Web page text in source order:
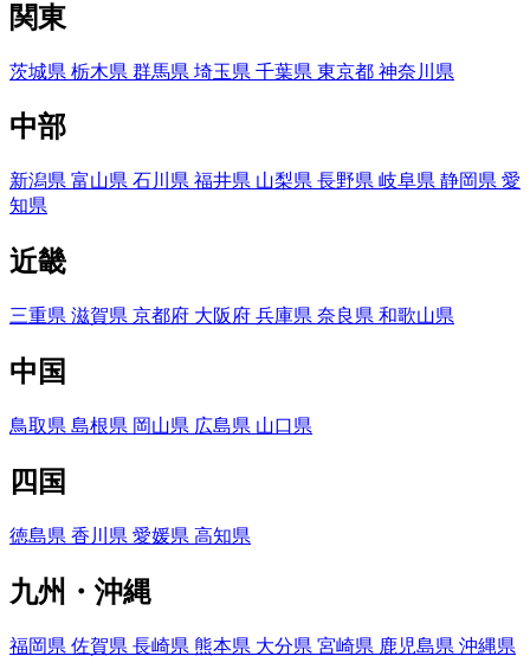
関東
茨城県 栃木県 群馬県 埼玉県 千葉県 東京都 神奈川県
中部
新潟県 富山県 石川県 福井県 山梨県 長野県 岐阜県 静岡県 愛
知県
近畿
三重県 滋賀県 京都府 大阪府 兵庫県 奈良県 和歌山県
中国
鳥取県 島根県 岡山県 広島県 山口県
四国
徳島県 香川県 愛媛県 高知県
九州・沖縄
福岡県 佐賀県 長崎県 熊本県 大分県 宮崎県 鹿児島県 沖縄県